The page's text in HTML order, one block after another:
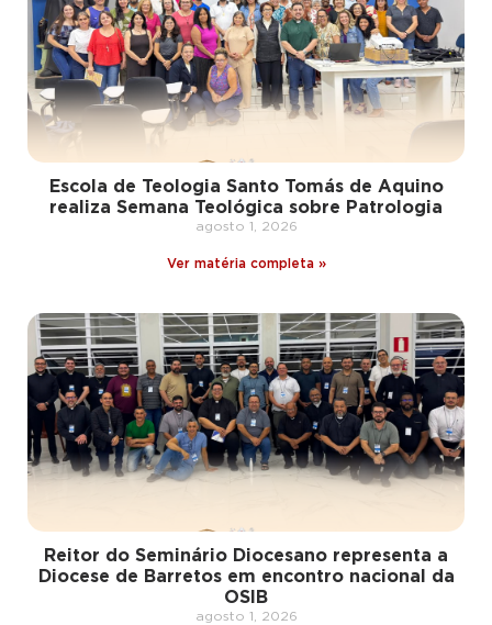
Escola de Teologia Santo Tomás de Aquino
realiza Semana Teológica sobre Patrologia
agosto 1, 2026
Ver matéria completa »
Reitor do Seminário Diocesano representa a
Diocese de Barretos em encontro nacional da
OSIB
agosto 1, 2026